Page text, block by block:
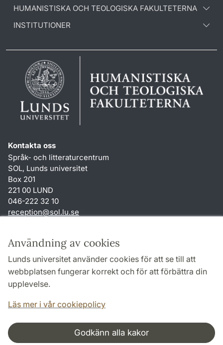
Användning av cookies
Lunds universitet använder cookies för att se till att
webbplatsen fungerar korrekt och för att förbättra din
upplevelse.
Läs mer i vår cookiepolicy
Godkänn alla kakor
HUMANISTISKA OCH TEOLOGISKA FAKULTETERNA
INSTITUTIONER
Kontakta oss
Språk- och litteraturcentrum
SOL, Lunds universitet
Box 201
221 00 LUND
046-222 32 10
reception@sol.lu.se
Genvägar
Om webbplatsen och cookies
Behandling av personuppgifter
Tillgänglighetsredogörelse